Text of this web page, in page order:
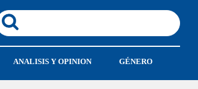
ANALISIS Y OPINION GÉNERO